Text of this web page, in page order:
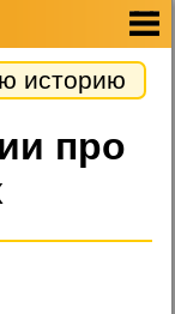
историю
про